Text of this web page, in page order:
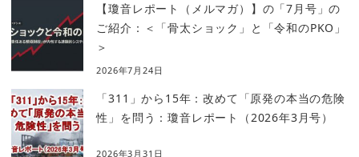
【瓊音レポート（メルマガ）】の「7月号」の
ご紹介：＜「骨太ショック」と「令和のPKO」
＞
2026年7月24日
「311」から15年：改めて「原発の本当の危険
性」を問う：瓊音レポート（2026年3月号）
2026年3月31日